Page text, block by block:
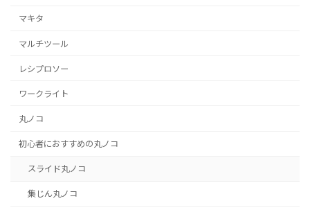
マキタ
マルチツール
レシプロソー
ワークライト
丸ノコ
初心者におすすめの丸ノコ
スライド丸ノコ
集じん丸ノコ